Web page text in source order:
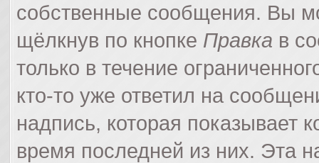
собственные сообщения. Вы
щёлкнув по кнопке Правка в
только в течение
кто-то уже ответил на
надпись, которая показывает
время последней из них. Эта